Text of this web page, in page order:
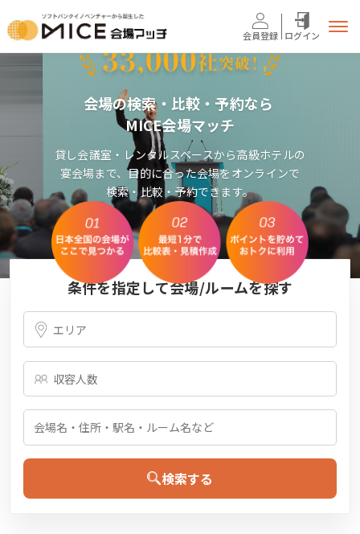
会員登録 ログイン
会場の検索・比較・予約なら
MICE会場マッチ
貸し会議室・レンタルスペースから高級ホテルの
宴会場まで、目的に合った会場をオンラインで
検索・比較・予約できます。
条件を指定して会場/ルームを探す
検索する